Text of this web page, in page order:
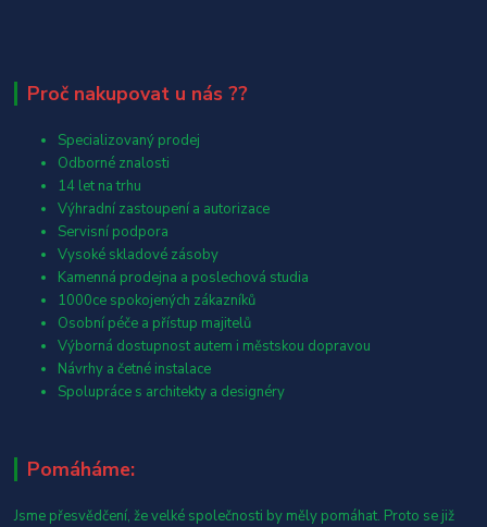
Proč nakupovat u nás ??
Specializovaný prodej
Odborné znalosti
14 let na trhu
Výhradní zastoupení a autorizace
Servisní podpora
Vysoké skladové zásoby
Kamenná prodejna a poslechová studia
1000ce spokojených zákazníků
Osobní péče a přístup majitelů
Výborná dostupnost autem i městskou dopravou
Návrhy a četné instalace
Spolupráce s architekty a designéry
Pomáháme:
Jsme přesvědčení, že velké společnosti by měly pomáhat. Proto se již